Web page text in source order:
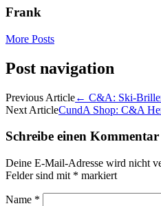
Frank
More Posts
Post navigation
Previous Article← C&A: Ski-
Next ArticleCundA Shop: C&A
Schreibe einen Kommentar
Deine E-Mail-Adresse wird nicht
Felder sind mit * markiert
Name *